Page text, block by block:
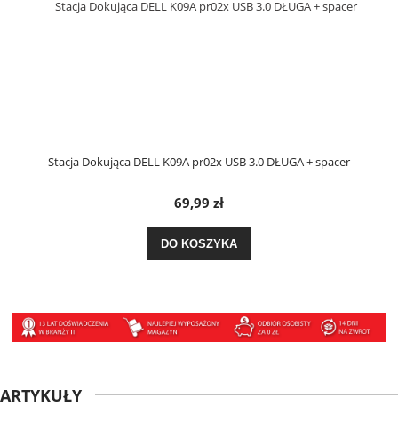
Stacja Dokująca DELL K09A pr02x USB 3.0 DŁUGA + spacer
69,99 zł
DO KOSZYKA
ARTYKUŁY